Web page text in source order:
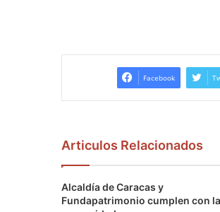
Facebook
Articulos Relacionados
Alcaldía de Caracas y
Fundapatrimonio cumplen con la